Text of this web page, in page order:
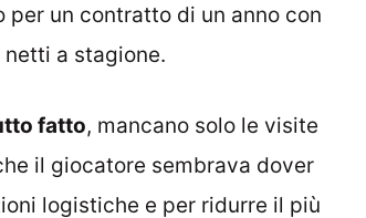
un contratto di un anno con
a stagione.
fatto, mancano solo le visite
il giocatore sembrava dover
logistiche e per ridurre il più